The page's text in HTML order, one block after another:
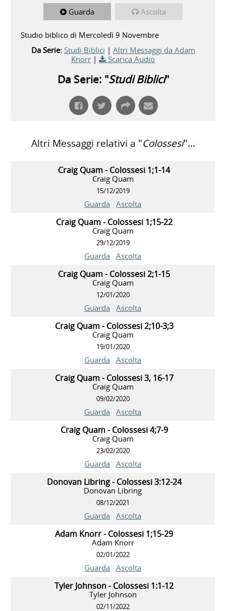
Guarda Ascolta
Studio biblico di Mercoledì 9 Novembre
Da Serie: Studi Biblici | Altri Messaggi da Adam
Knorr | Scarica Audio
Da Serie: "Studi Biblici"
Altri Messaggi relativi a "Colossesi"...
Craig Quam - Colossesi 1;1-14
Craig Quam
15/12/2019
Guarda Ascolta
Craig Quam - Colossesi 1;15-22
Craig Quam
29/12/2019
Guarda Ascolta
Craig Quam - Colossesi 2;1-15
Craig Quam
12/01/2020
Guarda Ascolta
Craig Quam - Colossesi 2;10-3;3
Craig Quam
19/01/2020
Guarda Ascolta
Craig Quam - Colossesi 3, 16-17
Craig Quam
09/02/2020
Guarda Ascolta
Craig Quam - Colossesi 4;7-9
Craig Quam
23/02/2020
Guarda Ascolta
Donovan Libring - Colossesi 3:12-24
Donovan Libring
08/12/2021
Guarda Ascolta
Adam Knorr - Colossesi 1;15-29
Adam Knorr
02/01/2022
Guarda Ascolta
Tyler Johnson - Colossesi 1:1-12
Tyler Johnson
02/11/2022